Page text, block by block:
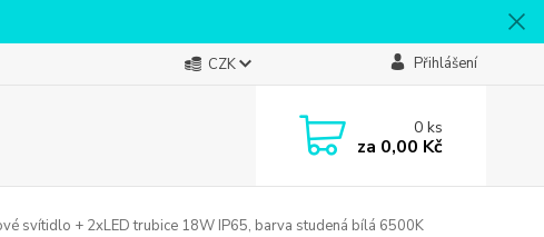
CZK Přihlášení
0ks
za 0,00 Kč
svítidlo + 2xLED trubice 18W IP65, barva studená bílá 6500K